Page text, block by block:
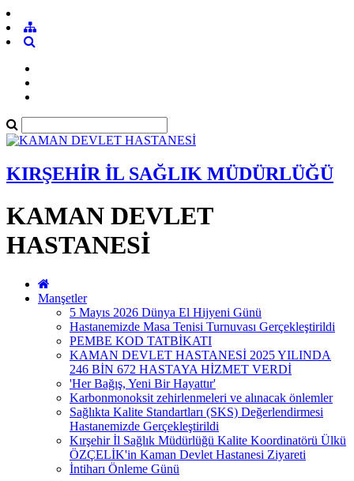
KIRŞEHİR İL SAĞLIK MÜDÜRLÜĞÜ
KAMAN DEVLET
HASTANESİ
Manşetler
5 Mayıs 2026 Dünya El Hijyeni Günü
Hastanemizde Masa Tenisi Turnuvası Gerçekleştirildi
PEMBE KOD TATBİKATI
KAMAN DEVLET HASTANESİ 2025 YILINDA
246 BİN 672 HASTAYA HİZMET VERDİ
'Her Bağış, Yeni Bir Hayattır'
Karbonmonoksit zehirlenmeleri ve alınacak önlemler
Sağlıkta Kalite Standartları (SKS) Değerlendirmesi
Hastanemizde Gerçekleştirildi
Kırşehir İl Sağlık Müdürlüğü Kalite Koordinatörü Ülkü
ÖZÇELİK'in Kaman Devlet Hastanesi Ziyareti
İntiharı Önleme Günü